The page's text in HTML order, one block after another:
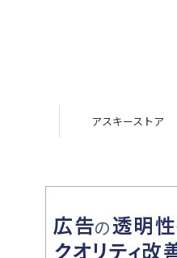
アスキーストア